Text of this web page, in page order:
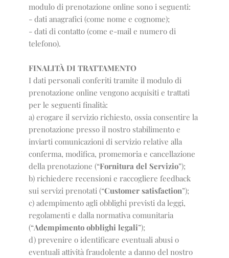
modulo di prenotazione online sono i seguenti:
- dati anagrafici (come nome e cognome);
- dati di contatto (come e-mail e numero di
telefono).
FINALITÀ DI TRATTAMENTO
I dati personali conferiti tramite il modulo di
prenotazione online vengono acquisiti e trattati
per le seguenti finalità:
a) erogare il servizio richiesto, ossia consentire la
prenotazione presso il nostro stabilimento e
inviarti comunicazioni di servizio relative alla
conferma, modifica, promemoria e cancellazione
della prenotazione (“Fornitura del Servizio”);
b) richiedere recensioni e raccogliere feedback
sui servizi prenotati (“Customer satisfaction”);
c) adempimento agli obblighi previsti da leggi,
regolamenti e dalla normativa comunitaria
(“Adempimento obblighi legali”);
d) prevenire o identificare eventuali abusi o
eventuali attività fraudolente a danno del nostro